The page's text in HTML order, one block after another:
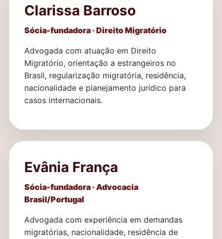
Clarissa Barroso
Sócia-fundadora · Direito Migratório
Advogada com atuação em Direito
Migratório, orientação a estrangeiros no
Brasil, regularização migratória, residência,
nacionalidade e planejamento jurídico para
casos internacionais.
Evânia França
Sócia-fundadora · Advocacia
Brasil/Portugal
Advogada com experiência em demandas
migratórias, nacionalidade, residência de